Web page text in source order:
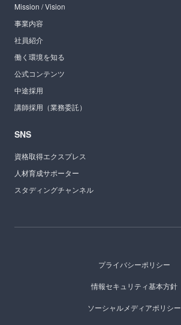
Mission / Vision
事業内容
社員紹介
働く環境を知る
公式コンテンツ
中途採用
講師採用（業務委託）
SNS
資格取得エクスプレス
人材育成サポーター
スタディングチャンネル
プライバシーポリシー
情報セキュリティ基本方針
ソーシャルメディアポリシー